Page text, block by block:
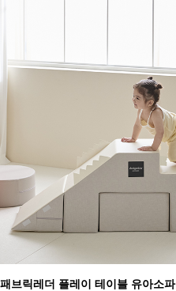
패브릭레더 플레이 테이블 유아소파